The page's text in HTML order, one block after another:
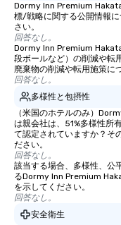
Dormy Inn Premium
標/戦略に関する公開情報
さい。
回答なし。
Dormy Inn Premium
段ボールなど）の削減や転
廃棄物の削減や転用施策に
回答なし。
多様性と包摂性
（米国のホテルのみ）
は親会社は、51%多様性所
て認定されていますか？そ
ださい。
回答なし。
該当する場合、多様性、公
るDormy Inn Premium
を示してください。
回答なし。
安全衛生